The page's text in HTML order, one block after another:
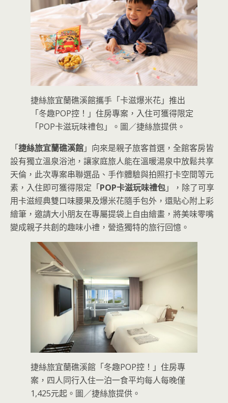
捷絲旅宜蘭礁溪館攜手「卡滋爆米花」推出
「冬趣POP控！」住房專案，入住可獲得限定
「POP卡滋玩味禮包」。圖／捷絲旅提供。
「捷絲旅宜蘭礁溪館」向來是親子旅客首選，全館客房皆
設有獨立溫泉浴池，讓家庭旅人能在溫暖湯泉中放鬆共享
天倫，此次專案串聯選品、手作體驗與拍照打卡空間等元
素，入住即可獲得限定「POP卡滋玩味禮包」，除了可享
用卡滋經典雙口味腰果及爆米花隨手包外，還貼心附上彩
繪筆，邀請大小朋友在專屬提袋上自由繪畫，將美味零嘴
變成親子共創的趣味小禮，營造獨特的旅行回憶。
捷絲旅宜蘭礁溪館「冬趣POP控！」住房專
案，四人同行入住一泊一食平均每人每晚僅
1,425元起。圖／捷絲旅提供。